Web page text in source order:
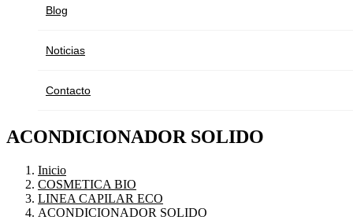
Blog
Noticias
Contacto
ACONDICIONADOR SOLIDO
Inicio
COSMETICA BIO
LINEA CAPILAR ECO
ACONDICIONADOR SOLIDO